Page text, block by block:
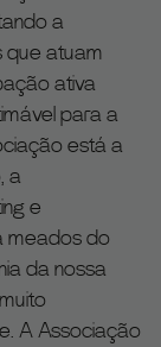
a
que atuam
ativa
para a
está a
a
e
meados do
da nossa
A Associação